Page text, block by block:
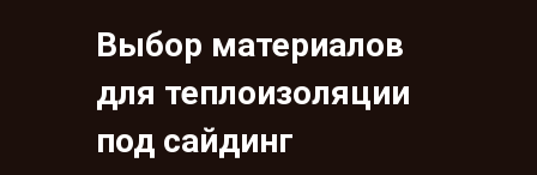
Выбор материалов
для теплоизоляции
под сайдинг